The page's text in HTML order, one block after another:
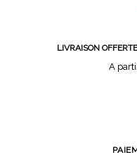
LIVRAISON
A